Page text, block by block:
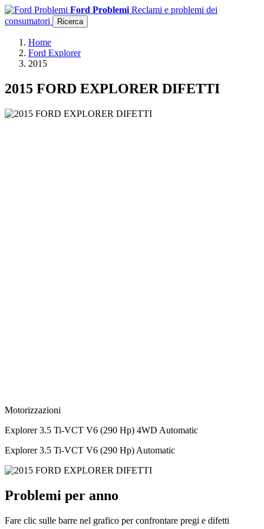
Ford Problemi Reclami e problemi dei
consumatori
Ricerca
Home
Ford Explorer
2015
2015 FORD EXPLORER DIFETTI
Motorizzazioni
Explorer 3.5 Ti-VCT V6 (290 Hp) 4WD Automatic
Explorer 3.5 Ti-VCT V6 (290 Hp) Automatic
Problemi per anno
Fare clic sulle barre nel grafico per confrontare pregi e difetti